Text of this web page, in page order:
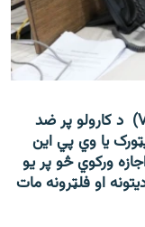
پاکستان د انلاین خصوصي شبکو یا (VPN) د کارولو پر ضد
یا وي پي این
ورکوي څو پر یو
او فلټرونه مات